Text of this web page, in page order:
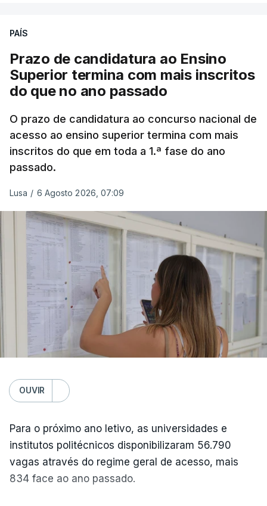
PAÍS
Prazo de candidatura ao Ensino
Superior termina com mais inscritos
do que no ano passado
O prazo de candidatura ao concurso nacional de
acesso ao ensino superior termina com mais
inscritos do que em toda a 1.ª fase do ano
passado.
Lusa / 6 Agosto 2026, 07:09
OUVIR
Para o próximo ano letivo, as universidades e
institutos politécnicos disponibilizaram 56.790
vagas através do regime geral de acesso, mais
834 face ao ano passado.